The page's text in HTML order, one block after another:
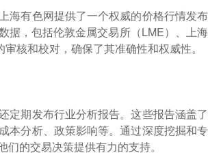
海有色网提供了一个权威的价格行情发布
据，包括伦敦金属交易所（LME）、上海
核和校对，确保了其准确性和权威性。
定期发布行业分析报告。这些报告涵盖了
本分析、政策影响等。通过深度挖掘和专
的交易决策提供有力的支持。